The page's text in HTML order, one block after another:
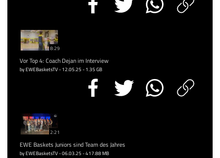
8:29
Vor Top 4: Coach Dejan im Interview
by EWEBasketsTV - 12.05.25 - 1.35 GB
2:21
EWE Baskets Juniors sind Team des Jahres
by EWEBasketsTV - 06.03.25 - 417.88 MB